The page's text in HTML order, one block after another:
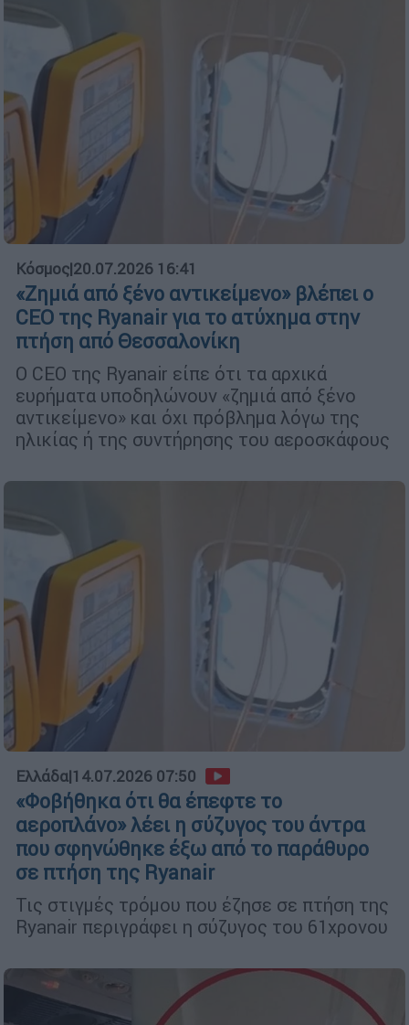
Κόσμος|20.07.2026 16:41
«Ζημιά από ξένο αντικείμενο» βλέπει ο
CEO της Ryanair για το ατύχημα στην
πτήση από Θεσσαλονίκη
Ο CEO της Ryanair είπε ότι τα αρχικά
ευρήματα υποδηλώνουν «ζημιά από ξένο
αντικείμενο» και όχι πρόβλημα λόγω της
ηλικίας ή της συντήρησης του αεροσκάφους
Ελλάδα|14.07.2026 07:50
«Φοβήθηκα ότι θα έπεφτε το
αεροπλάνο» λέει η σύζυγος του άντρα
που σφηνώθηκε έξω από το παράθυρο
σε πτήση της Ryanair
Τις στιγμές τρόμου που έζησε σε πτήση της
Ryanair περιγράφει η σύζυγος του 61χρονου